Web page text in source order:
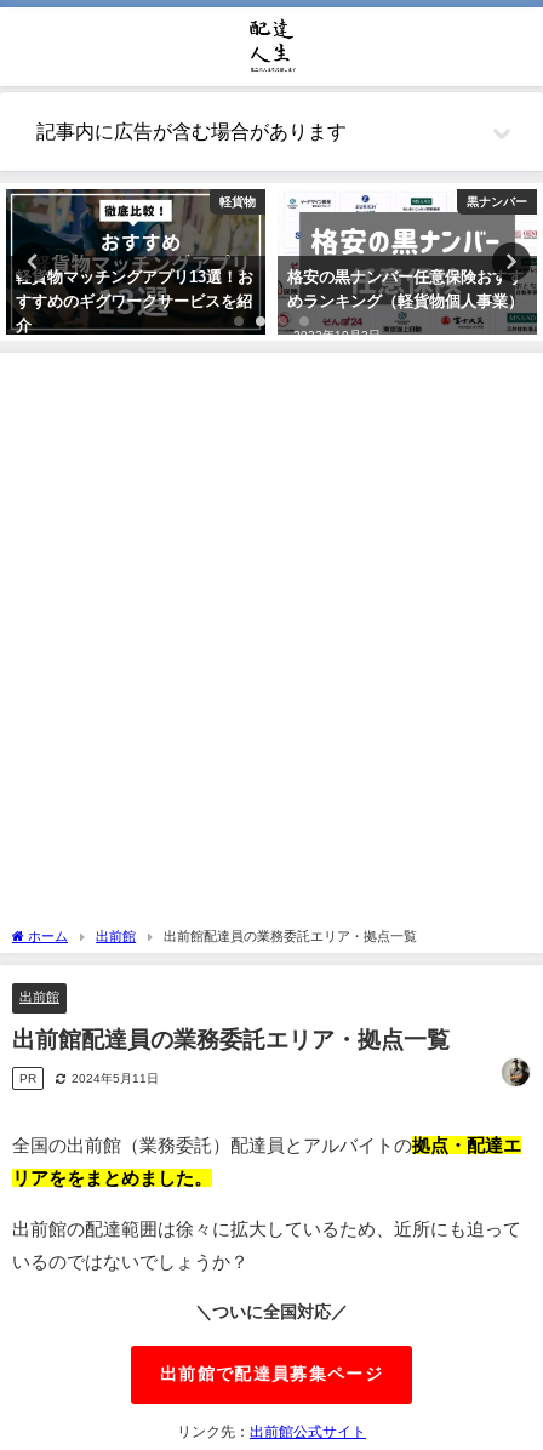
記事内に広告が含む場合があります
軽貨物
軽貨物マッチングアプリ13選！お
すすめのギグワークサービスを紹
介
黒ナンバー
格安の黒ナンバー任意保険おすす
めランキング（軽貨物個人事業）
2022年10月2日
ホーム 出前館 出前館配達員の業務委託エリア・拠点一覧
出前館
出前館配達員の業務委託エリア・拠点一覧
PR 2024年5月11日
全国の出前館（業務委託）配達員とアルバイトの拠点・配達エ
リアををまとめました。
出前館の配達範囲は徐々に拡大しているため、近所にも迫って
いるのではないでしょうか？
＼ついに全国対応／
出前館で配達員募集ページ
リンク先： 出前館公式サイト